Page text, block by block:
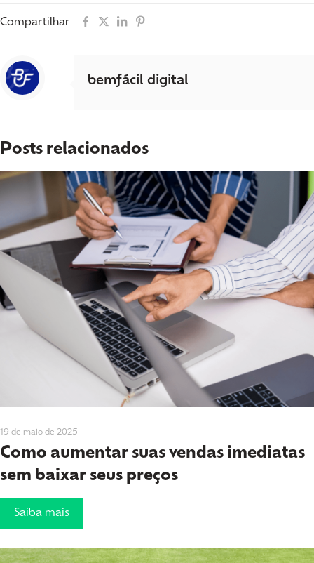
Compartilhar
bemfácil digital
Posts relacionados
19 de maio de 2025
Como aumentar suas vendas imediatas
sem baixar seus preços
Saiba mais